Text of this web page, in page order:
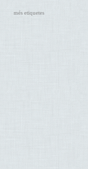
més etiquetes